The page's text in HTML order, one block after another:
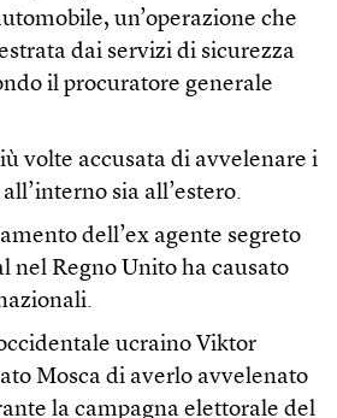
un’operazione che
dai servizi di sicurezza
il procuratore generale
volte accusata di avvelenare i
sia all’estero.
dell’ex agente segreto
nel Regno Unito ha causato
ucraino Viktor
Mosca di averlo avvelenato
la campagna elettorale del